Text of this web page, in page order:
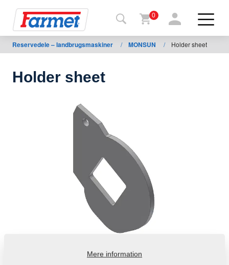
Tilbage
til web
Farmet
0
Reservedele – landbrugsmaskiner / MONSUN / Holder sheet
Holder sheet
Mere information